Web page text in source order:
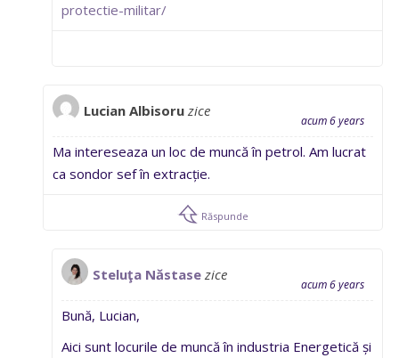
protectie-militar/
Lucian Albisoru zice
acum 6 years
Ma intereseaza un loc de muncă în petrol. Am lucrat
ca sondor sef în extracție.
Răspunde
Steluţa Năstase zice
acum 6 years
Bună, Lucian,
Aici sunt locurile de muncă în industria Energetică și